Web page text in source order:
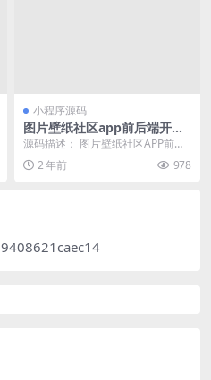
小程序源码
图片壁纸社区app前后端开源
小程序源码
源码描述： 图片壁纸社区APP前后
端开源小程序源码，修改了开源版
的前端样式，变成...
2 年前 978